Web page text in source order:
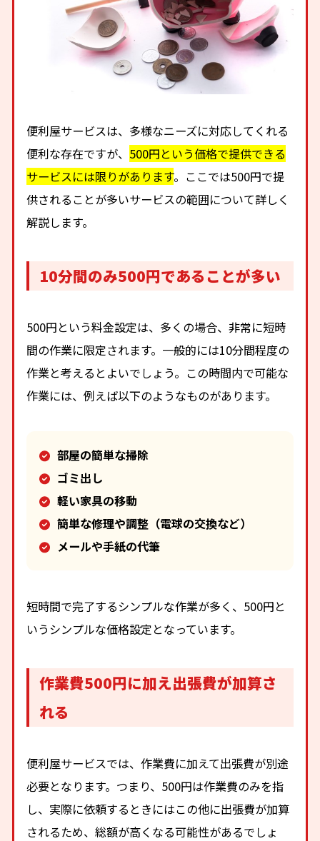
便利屋サービスは、多様なニーズに対応してくれる
便利な存在ですが、 500円という価格で提供できる
サービスには限りがあります。ここでは500円で提
供されることが多いサービスの範囲について詳しく
解説します。
10分間のみ500円であることが多い
500円という料金設定は、多くの場合、非常に短時
間の作業に限定されます。一般的には10分間程度の
作業と考えるとよいでしょう。この時間内で可能な
作業には、例えば以下のようなものがあります。
部屋の簡単な掃除
ゴミ出し
軽い家具の移動
簡単な修理や調整（電球の交換など）
メールや手紙の代筆
短時間で完了するシンプルな作業が多く、500円と
いうシンプルな価格設定となっています。
作業費500円に加え出張費が加算さ
れる
便利屋サービスでは、作業費に加えて出張費が別途
必要となります。つまり、500円は作業費のみを指
し、実際に依頼するときにはこの他に出張費が加算
されるため、総額が高くなる可能性があるでしょ